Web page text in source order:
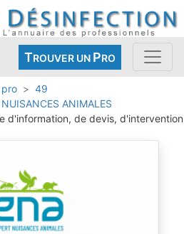
TROUVER UN PRO
49
ANIMALES
d'information, de devis, d'intervention